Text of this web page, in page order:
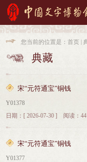
 典藏
 您当前的位置是： 首页
宋“元符通宝”铜钱
Y01378
日期：[ 2026-07-30 ] 阅读：44
宋“元符通宝”铜钱
Y01377